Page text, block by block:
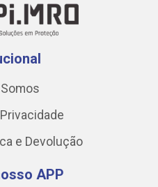
e Devolução
APP